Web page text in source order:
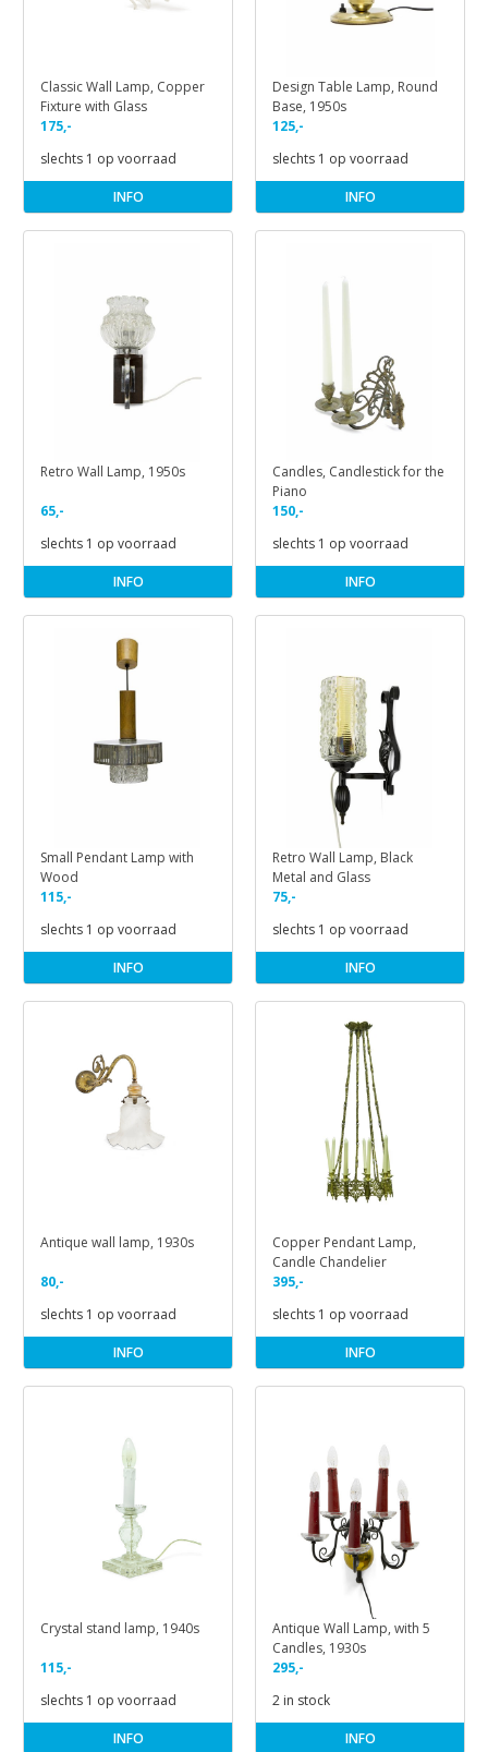
Classic Wall Lamp, Copper
Fixture with Glass
175,-
slechts 1 op voorraad
INFO
Design Table Lamp, Round
Base, 1950s
125,-
slechts 1 op voorraad
INFO
Retro Wall Lamp, 1950s
65,-
slechts 1 op voorraad
INFO
Candles, Candlestick for the
Piano
150,-
slechts 1 op voorraad
INFO
Small Pendant Lamp with
Wood
115,-
slechts 1 op voorraad
INFO
Retro Wall Lamp, Black
Metal and Glass
75,-
slechts 1 op voorraad
INFO
Antique wall lamp, 1930s
80,-
slechts 1 op voorraad
INFO
Copper Pendant Lamp,
Candle Chandelier
395,-
slechts 1 op voorraad
INFO
Crystal stand lamp, 1940s
115,-
slechts 1 op voorraad
INFO
Antique Wall Lamp, with 5
Candles, 1930s
295,-
2 in stock
INFO